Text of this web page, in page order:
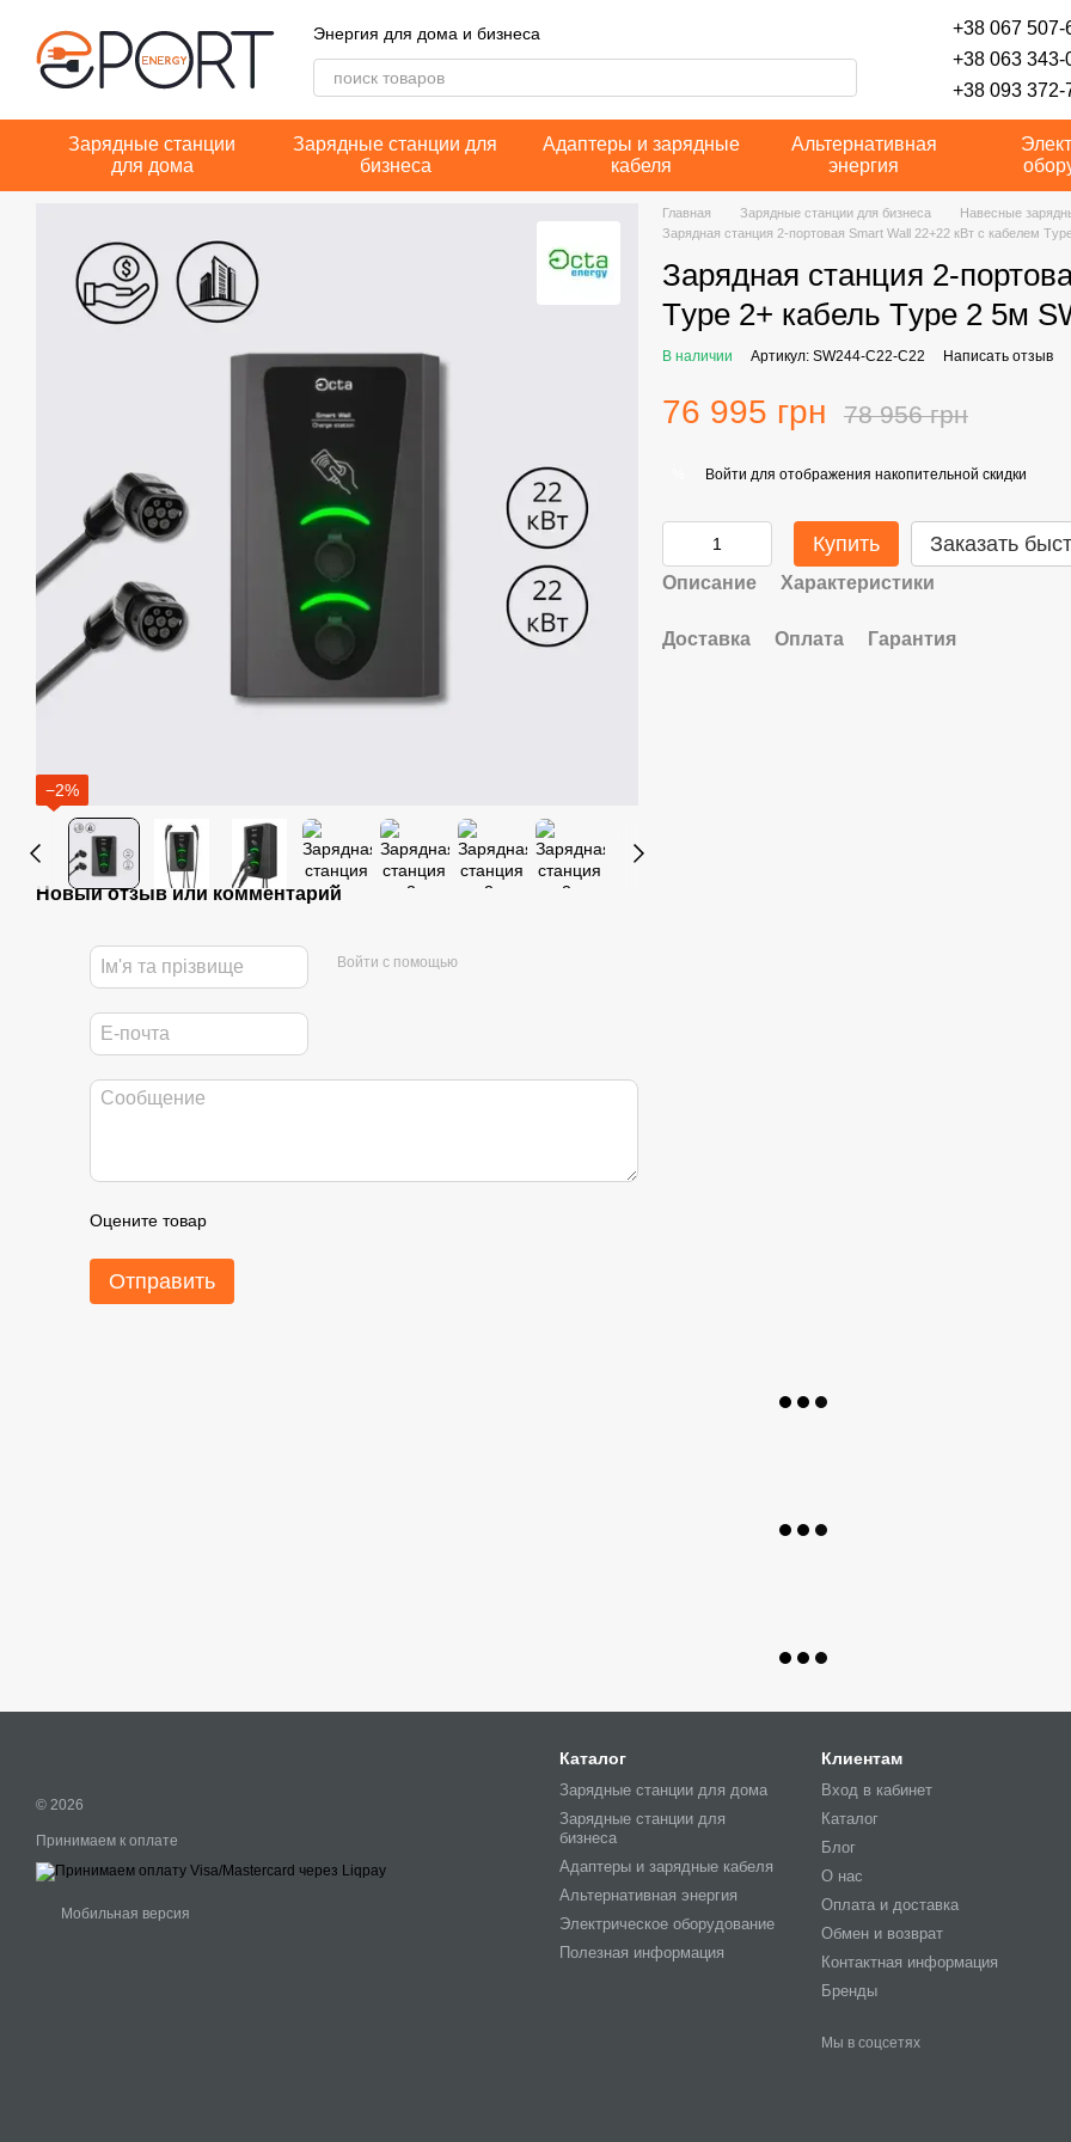
Энергия для дома и бизнеса
+38 067 507-
+38 063 343-
+38 093 372-
Зарядные станции
для дома
Зарядные станции для
бизнеса
Адаптеры и зарядные
кабеля
Альтернативная
энергия
−2%
Новый отзыв или комментарий
Войти с помощью
Оцените товар
Отправить
Главная Зарядные станции для бизнеса
Навесные
Зарядная станция 2-портовая Smart Wall 22+22 кВт с кабелем
Зарядная станция 2-
Тype 2+ кабель Тype 2 5м
В наличии Артикул: SW244-C22-C22 Написать отзыв
76 995 грн 78 956 грн
Войти для отображения накопительной скидки
Купить Заказать
Описание Характеристики
Доставка Оплата Гарантия
© 2026
Принимаем к оплате
Мобильная версия
Каталог
Зарядные станции для дома
Зарядные станции для
бизнеса
Адаптеры и зарядные кабеля
Альтернативная энергия
Электрическое оборудование
Полезная информация
Клиентам
Вход в кабинет
Каталог
Блог
О нас
Оплата и доставка
Обмен и возврат
Контактная информация
Бренды
Мы в соцсетях